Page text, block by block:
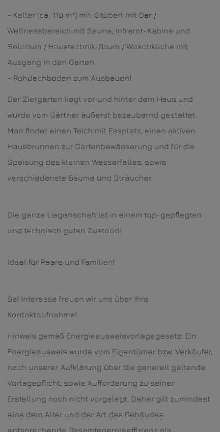
- Keller (ca. 110 m²) mit: Stüberl mit Bar /
Wellnessbereich mit Sauna, Infrarot-Kabine und
Solarium / Haustechnik-Raum / Waschküche mit
Ausgang in den Garten
- Rohdachboden zum Ausbauen!
Der Ziergarten liegt vor und hinter dem Haus und
wurde vom Gärtner äußerst bezaubernd gestaltet.
Man findet einen Teich mit Essplatz, einen aktiven
Hausbrunnen zur Gartenbewässerung und für die
Speisung des kleinen Wasserfalles, sowie
verschiedenste Bäume und Sträucher.
Die ganze Liegenschaft ist in einem top-gepflegten
und technisch guten Zustand!
Ideal für Paare und Familien!
Bei Interesse freuen wir uns über Ihre
Kontaktaufnahme!
Hinweis gemäß Energieausweisvorlagegesetz: Ein
Energieausweis wurde vom Eigentümer bzw. Verkäufer,
nach unserer Aufklärung über die generell geltende
Vorlagepflicht, sowie Aufforderung zu seiner
Erstellung noch nicht vorgelegt. Daher gilt zumindest
eine dem Alter und der Art des Gebäudes
entsprechende Gesamtenergieeffizienz als